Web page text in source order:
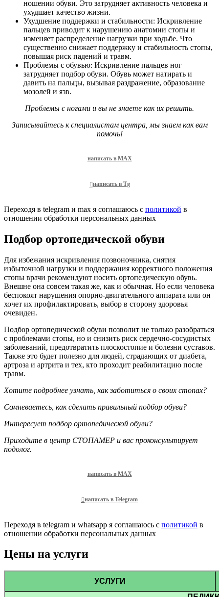
ношении обуви. Это затрудняет активность человека и
ухудшает качество жизни.
Ухудшение поддержки и стабильности: Искривление
пальцев приводит к нарушению анатомии стопы и
изменяет распределение нагрузки при ходьбе. Что
существенно снижает поддержку и стабильность стопы,
повышая риск падений и травм.
Проблемы с обувью: Искривление пальцев ног
затрудняет подбор обуви. Обувь может натирать и
давить на пальцы, вызывая раздражение, образование
мозолей и язв.
Проблемы с ногами и вы не знаете как их решить.
Записывайтесь к специалистам центра, мы знаем как вам
помочь!
написать в MAX
написать в Tg
Переходя в telegram и max я соглашаюсь с политикой в
отношении обработки персональных данных
Подбор ортопедической обуви
Для избежания искривления позвоночника, снятия
избыточной нагрузки и поддержания корректного положения
стопы врачи рекомендуют носить ортопедическую обувь.
Внешне она совсем такая же, как и обычная. Но если человека
беспокоят нарушения опорно-двигательного аппарата или он
хочет их профилактировать, выбор в сторону здоровья
очевиден.
Подбор ортопедической обуви позволит не только разобраться
с проблемами стопы, но и снизить риск сердечно-сосудистых
заболеваний, предотвратить плоскостопие и болезни суставов.
Также это будет полезно для людей, страдающих от диабета,
артроза и артрита и тех, кто проходит реабилитацию после
травм.
Хотите подробнее узнать, как заботиться о своих стопах?
Сомневаетесь, как сделать правильный подбор обуви?
Интересует подбор ортопедической обуви?
Приходите в центр СТОПАМЕР и вас проконсультирует
подолог.
написать в MAX
написать в Telegram
Переходя в telegram и whatsapp я соглашаюсь с политикой в
отношении обработки персональных данных
Цены на услуги